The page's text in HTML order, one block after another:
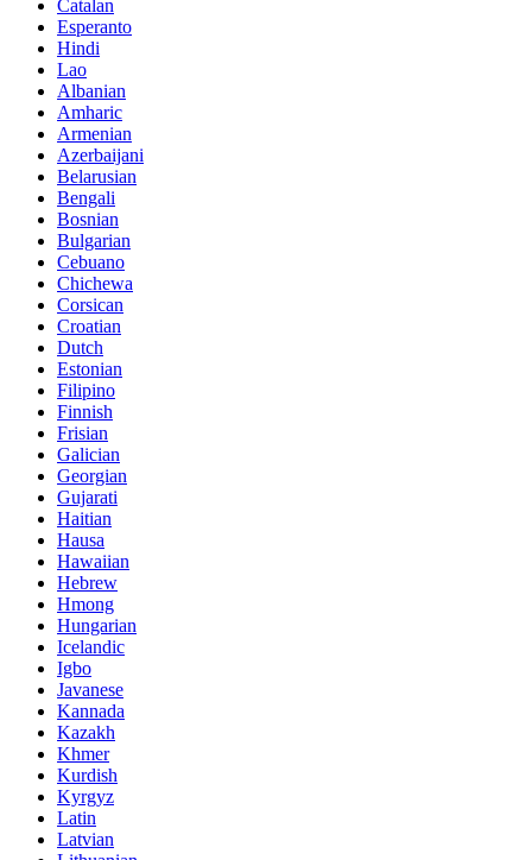
Catalan
Esperanto
Hindi
Lao
Albanian
Amharic
Armenian
Azerbaijani
Belarusian
Bengali
Bosnian
Bulgarian
Cebuano
Chichewa
Corsican
Croatian
Dutch
Estonian
Filipino
Finnish
Frisian
Galician
Georgian
Gujarati
Haitian
Hausa
Hawaiian
Hebrew
Hmong
Hungarian
Icelandic
Igbo
Javanese
Kannada
Kazakh
Khmer
Kurdish
Kyrgyz
Latin
Latvian